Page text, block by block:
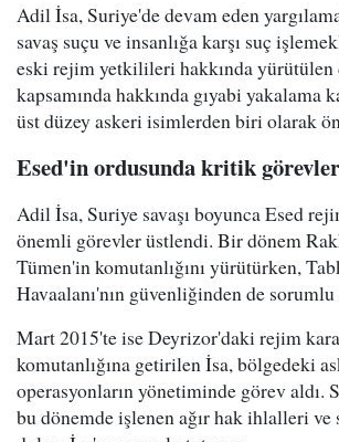
Adil İsa, Suriye'de devam eden
savaş suçu ve insanlığa karşı suç
eski rejim yetkilileri hakkında yürütülen
kapsamında hakkında gıyabi yakalama
üst düzey askeri isimlerden biri olarak
Esed'in ordusunda kritik
Adil İsa, Suriye savaşı boyunca Esed
önemli görevler üstlendi. Bir dönem
Tümen'in komutanlığını yürütürken,
Havaalanı'nın güvenliğinden de
Mart 2015'te ise Deyrizor'daki rejim
komutanlığına getirilen İsa, bölgedeki
operasyonların yönetiminde görev aldı.
bu dönemde işlenen ağır hak ihlalleri ve